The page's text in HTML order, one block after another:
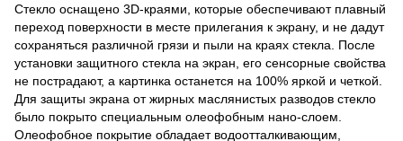
Стекло оснащено 3D-краями, которые обеспечивают плавный
переход поверхности в месте прилегания к экрану, и не дадут
сохраняться различной грязи и пыли на краях стекла. После
установки защитного стекла на экран, его сенсорные свойства
не пострадают, а картинка останется на 100% яркой и четкой.
Для защиты экрана от жирных маслянистых разводов стекло
было покрыто специальным олеофобным нано-слоем.
Олеофобное покрытие обладает водоотталкивающим,